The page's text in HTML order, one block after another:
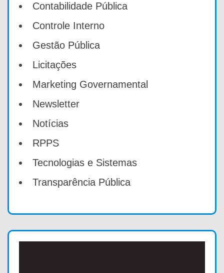
Contabilidade Pública
Controle Interno
Gestão Pública
Licitações
Marketing Governamental
Newsletter
Notícias
RPPS
Tecnologias e Sistemas
Transparência Pública